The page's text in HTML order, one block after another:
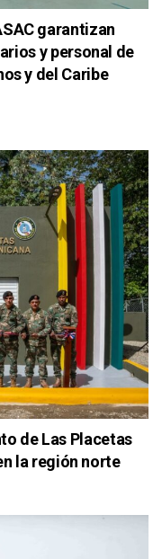
garantizan
y personal de
y del Caribe
de Las Placetas
la región norte